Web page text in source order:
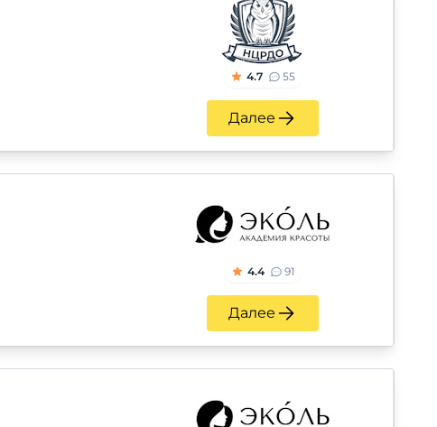
4.7 55
Далее
4.4 91
Далее